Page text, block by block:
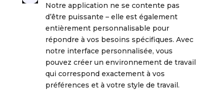
Notre application ne se contente pas
d’être puissante – elle est également
entièrement personnalisable pour
répondre à vos besoins spécifiques. Avec
notre interface personnalisée, vous
pouvez créer un environnement de travail
qui correspond exactement à vos
préférences et à votre style de travail.